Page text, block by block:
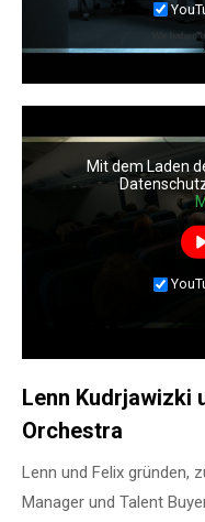
Mit dem Laden
Lenn Kudrjawizki
Orchestra
Lenn und Felix gründen,
Manager und Talent